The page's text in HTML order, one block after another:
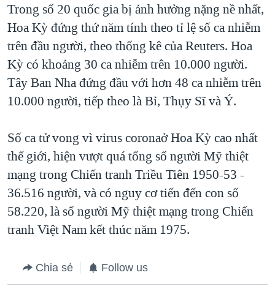
Trong số 20 quốc gia bị ảnh hưởng nặng nề nhất,
Hoa Kỳ đứng thứ năm tính theo tỉ lệ số ca nhiễm
trên đầu người, theo thống kê của Reuters. Hoa
Kỳ có khoảng 30 ca nhiễm trên 10.000 người.
Tây Ban Nha đứng đầu với hơn 48 ca nhiễm trên
10.000 người, tiếp theo là Bỉ, Thụy Sĩ và Ý.
Số ca tử vong vì virus coronaở Hoa Kỳ cao nhất
thế giới, hiện vượt quá tổng số người Mỹ thiệt
mạng trong Chiến tranh Triều Tiên 1950-53 -
36.516 người, và có nguy cơ tiến đến con số
58.220, là số người Mỹ thiệt mạng trong Chiến
tranh Việt Nam kết thúc năm 1975.
Chia sẻ Follow us